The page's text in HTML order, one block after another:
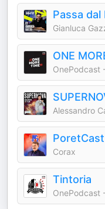
Passa dal
Gianluca
ONE
OnePodcast
Alessandro
Corax
Tintoria
OnePodcast